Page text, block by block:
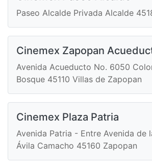
Paseo Alcalde Privada Alcalde
Cinemex Zapopan
Avenida Acueducto No. 6050
Bosque 45110 Villas de Zapopan
Cinemex Plaza Patria
Avenida Patria - Entre Avenida de
Ávila Camacho 45160 Zapopan